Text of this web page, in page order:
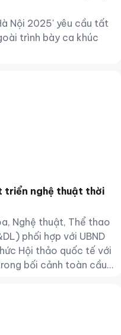
Nội 2025' yêu cầu tất
trình bày ca khúc
triển nghệ thuật thời
Nghệ thuật, Thể thao
phối hợp với UBND
Hội thảo quốc tế với
bối cảnh toàn cầu